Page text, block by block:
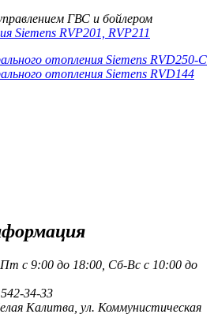
ГВС и бойлером
Siemens RVP201, RVP211
отопления Siemens RVD250-С
отопления Siemens RVD144
с 9:00 до 18:00, Сб-Вс с 10:00 до
34-33
Калитва, ул. Коммунистическая